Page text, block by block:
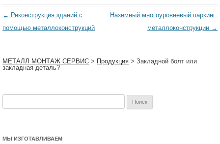
Навигация
по
← Реконструкция зданий с
помощью металлоконструкций
Наземный многоуровневый паркинг:
металлоконструкции →
МЕТАЛЛ МОНТАЖ СЕРВИС > Продукция > Закладной болт или
закладная деталь?
МЫ ИЗГОТАВЛИВАЕМ